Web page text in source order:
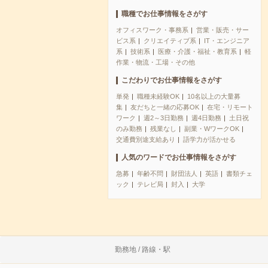
職種でお仕事情報をさがす
オフィスワーク・事務系
営業・販売・サー
ビス系
クリエイティブ系
IT・エンジニア
系
技術系 医療・介護・福祉・教育系
軽
作業・物流・工場・その他
こだわりでお仕事情報をさがす
単発 職種未経験OK
10名以上の大量募
集
友だちと一緒の応募OK
在宅・リモート
ワーク
週2～3日勤務 週4日勤務
土日祝
のみ勤務
残業なし
副業・WワークOK
交通費別途支給あり
語学力が活かせる
人気のワードでお仕事情報をさがす
急募 年齢不問 財団法人 英語
書類チェ
ック
テレビ局 封入 大学
勤務地 / 路線・駅